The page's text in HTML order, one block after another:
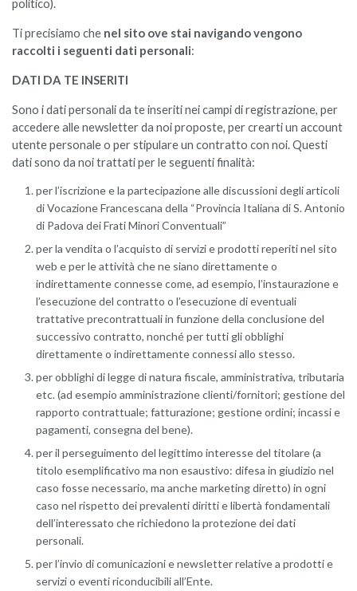
politico).
Ti precisiamo che nel sito ove stai navigando vengono
raccolti i seguenti dati personali:
DATI DA TE INSERITI
Sono i dati personali da te inseriti nei campi di registrazione, per
accedere alle newsletter da noi proposte, per crearti un account
utente personale o per stipulare un contratto con noi. Questi
dati sono da noi trattati per le seguenti finalità:
per l’iscrizione e la partecipazione alle discussioni degli articoli
di Vocazione Francescana della “Provincia Italiana di S. Antonio
di Padova dei Frati Minori Conventuali”
per la vendita o l’acquisto di servizi e prodotti reperiti nel sito
web e per le attività che ne siano direttamente o
indirettamente connesse come, ad esempio, l’instaurazione e
l’esecuzione del contratto o l’esecuzione di eventuali
trattative precontrattuali in funzione della conclusione del
successivo contratto, nonché per tutti gli obblighi
direttamente o indirettamente connessi allo stesso.
per obblighi di legge di natura fiscale, amministrativa, tributaria
etc. (ad esempio amministrazione clienti/fornitori; gestione del
rapporto contrattuale; fatturazione; gestione ordini; incassi e
pagamenti, consegna del bene).
per il perseguimento del legittimo interesse del titolare (a
titolo esemplificativo ma non esaustivo: difesa in giudizio nel
caso fosse necessario, ma anche marketing diretto) in ogni
caso nel rispetto dei prevalenti diritti e libertà fondamentali
dell’interessato che richiedono la protezione dei dati
personali.
per l’invio di comunicazioni e newsletter relative a prodotti e
servizi o eventi riconducibili all’Ente.